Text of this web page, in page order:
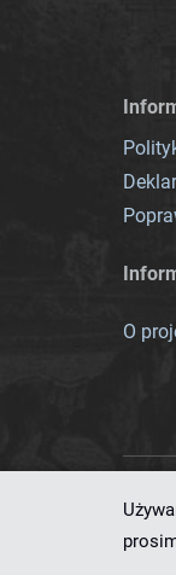
O